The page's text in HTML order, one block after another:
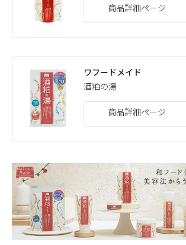
商品詳細ページ
ワフードメイド
酒粕の湯
商品詳細ページ